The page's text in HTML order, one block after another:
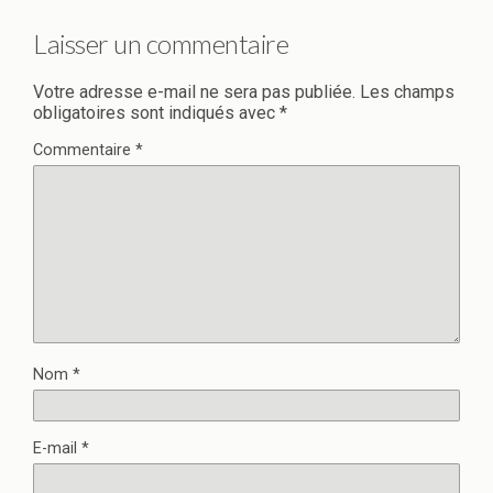
Laisser un commentaire
Votre adresse e-mail ne sera pas publiée. Les champs
obligatoires sont indiqués avec *
Commentaire *
Nom *
E-mail *